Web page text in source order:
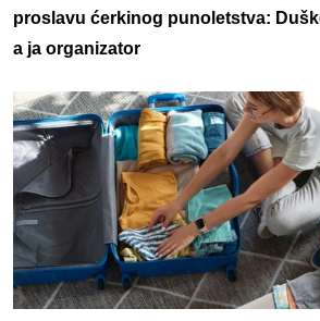
proslavu ćerkinog punoletstva:
a ja organizator